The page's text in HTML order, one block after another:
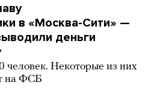
в «Москва-Сити» —
деньги
Некоторые из них
на ФСБ